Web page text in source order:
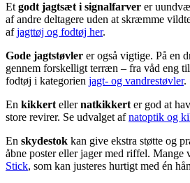
Etgodt jagtsæt i signalfarver er
af andre deltagere uden at skræmme
afjagttøj og fodtøj her.
Gode jagtstøvler er også vigtige. På en
gennem forskelligt terræn – fra våd eng
fodtøj i kategorien jagt- og vandrestøvler.
En kikkertellernatkikkerter god at
store revirer. Se udvalget afnatoptik og
En skydestok kan give ekstra støtte og
åbne poster eller jager med riffel. Mange
Stick, som kan justeres hurtigt med én